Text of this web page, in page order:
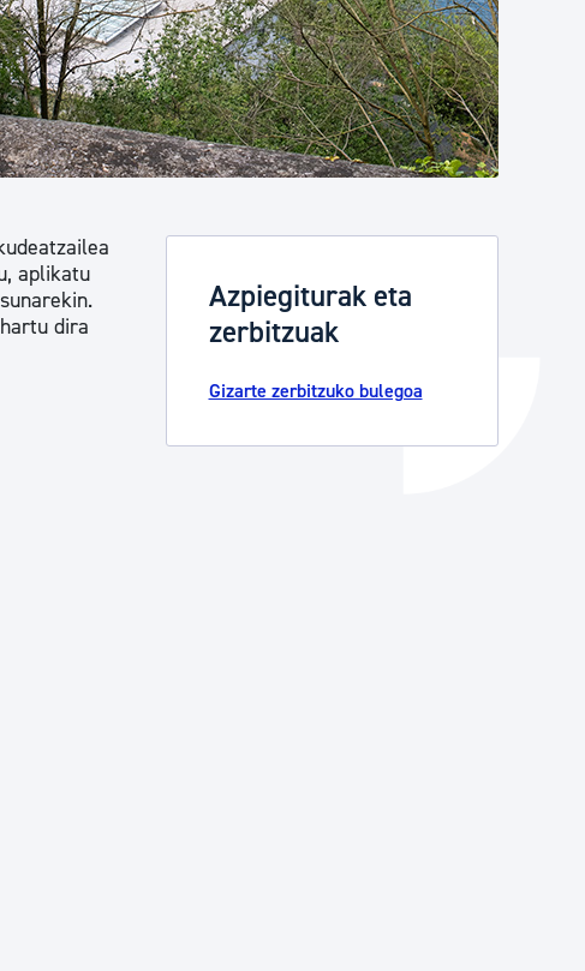
Izapideen katalogoa
Tramitaziorako laguntza
aplikatu
dira
Azpiegiturak eta
zerbitzuak
Gizarte zerbitzuko bulegoa